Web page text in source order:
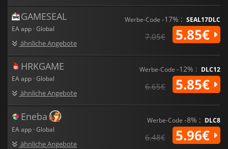
GAMESEAL
EA app · Global
ähnliche Angebote
Werbe-Code -17% : SEAL17DLC
7.05€ 5.85€
HRKGAME
EA app · Global
ähnliche Angebote
Werbe-Code -12% : DLC12
6.65€ 5.85€
Eneba
EA app · Global
ähnliche Angebote
Werbe-Code -8% : DLC8
6.48€ 5.96€